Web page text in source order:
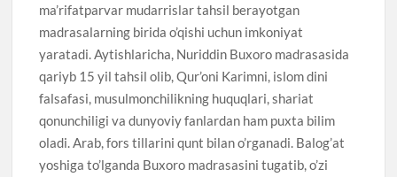
ma’rifatparvar mudarrislar tahsil berayotgan
madrasalarning birida o’qishi uchun imkoniyat
yaratadi. Aytishlaricha, Nuriddin Buxoro madrasasida
qariyb 15 yil tahsil olib, Qur’oni Karimni, islom dini
falsafasi, musulmonchilikning huquqlari, shariat
qonunchiligi va dunyoviy fanlardan ham puxta bilim
oladi. Arab, fors tillarini qunt bilan o’rganadi. Balog’at
yoshiga to’lganda Buxoro madrasasini tugatib, o’zi